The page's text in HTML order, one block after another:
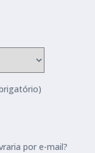
por e-mail?